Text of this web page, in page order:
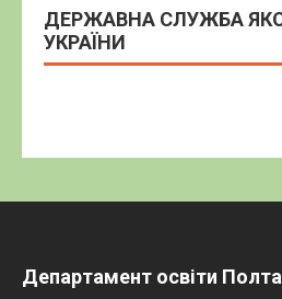
ДЕРЖАВНА СЛУЖБА
УКРАЇНИ
Департамент освіти